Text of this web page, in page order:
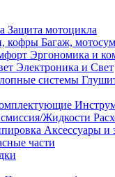
Защита мотоцикла
Багаж,
Эргономика и
Электроника и Свет
Аксессуары и
части